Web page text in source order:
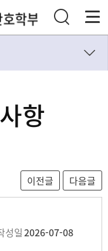
항
성일2026-07-08